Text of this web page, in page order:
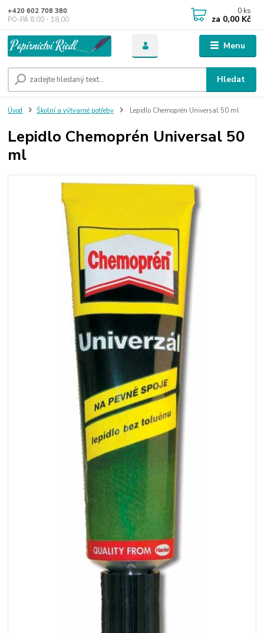
Menu
Hledat
+420 602 708 380
PO-PÁ 8,00 - 18,00
0 ks
za 0,00 Kč
Úvod Školní a výtvarné potřeby Lepidlo Chemoprén Universal 50 ml
Lepidlo Chemoprén Universal 50
ml